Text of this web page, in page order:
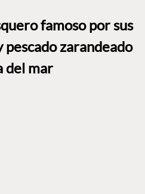
famoso por sus
zarandeado
del mar